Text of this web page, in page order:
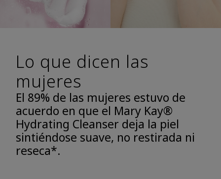
Lo que dicen las
mujeres
El 89% de las mujeres estuvo de
acuerdo en que el Mary Kay®
Hydrating Cleanser deja la piel
sintiéndose suave, no restirada ni
reseca*.